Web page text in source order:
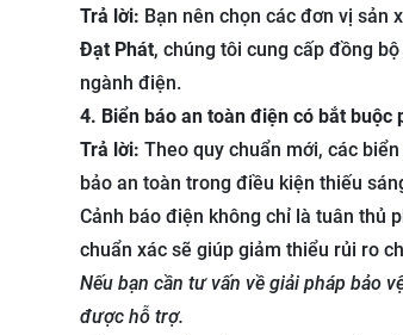
Trả lời: Bạn nên chọn các đơn vị
Đạt Phát, chúng tôi cung cấp đồng
ngành điện.
4. Biển báo an toàn điện có bắt buộc
Trả lời: Theo quy chuẩn mới, các
bảo an toàn trong điều kiện thiếu
Cảnh báo điện không chỉ là tuân thủ
chuẩn xác sẽ giúp giảm thiểu rủi ro
Nếu bạn cần tư vấn về giải pháp bảo
được hỗ trợ.